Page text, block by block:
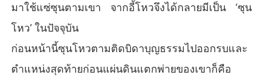
มาใช้แซ่ซุนตามเขา จากอี้โหวจึงได้กลายมีเป็น ‘ซุน
โหว’ ในปัจจุบัน
ก่อนหน้านี้ซุนโหวตามติดบิดาบุญธรรมไปออกรบและ
ตำแหน่งสุดท้ายก่อนแผ่นดินแตกพ่ายของเขาก็คือ